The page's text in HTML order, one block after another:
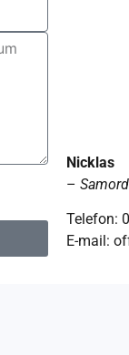
Nicklas
–
Telefon:
E-mail: